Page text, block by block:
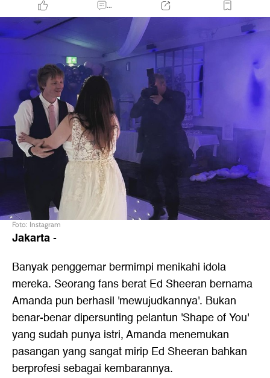
...
Foto: Instagram
Jakarta-
Banyak penggemar bermimpi menikahi idola
mereka. Seorang fans berat Ed Sheeran bernama
Amanda pun berhasil 'mewujudkannya'. Bukan
benar-benar dipersunting pelantun 'Shape of You'
yang sudah punya istri, Amanda menemukan
pasangan yang sangat mirip Ed Sheeran bahkan
berprofesi sebagai kembarannya.